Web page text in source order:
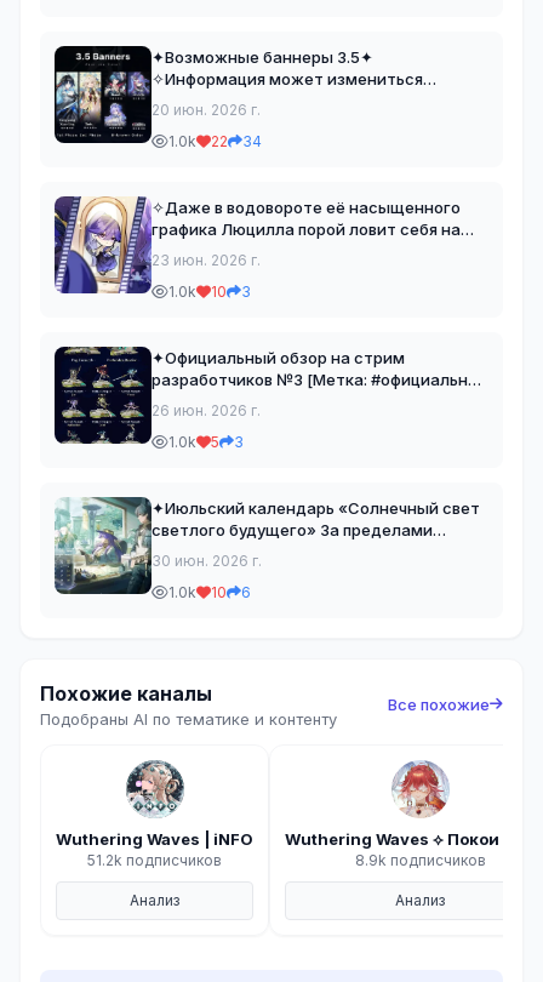
✦Возможные баннеры 3.5✦
✧Информация может измениться
Источник: wuwaguy/nanako [Метка:
Ровера | WW
20 июн. 2026 г.
1.0k
22 34
✧Даже в водовороте её насыщенного
графика Люцилла порой ловит себя на
том, что мечтает об идеальном отпуске.
«Посмотреть позже», а затем... [Метка:
23 июн. 2026 г.
1.0k
10 3
✦Официальный обзор на стрим
разработчиков №3 [Метка: #официально]
26 июн. 2026 г.
1.0k
5 3
✦Июльский календарь «Солнечный свет
светлого будущего» За пределами
досягаемости взгляда — яркая юность и
#официально] [Правила чата - читать]
30 июн. 2026 г.
1.0k
10 6
Похожие каналы
Подобраны AI по тематике и контенту
Все похожие
Wuthering Waves | iNFO
51.2k подписчиков
Анализ
Wuthering Waves ⟡ Покои
8.9k подписчиков
Анализ